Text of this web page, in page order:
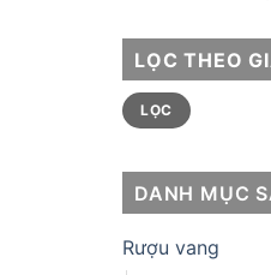
LỌC THEO
Giá
tối
thiểu
Giá
tối
đa
LỌC
DANH MỤC
Rượu vang